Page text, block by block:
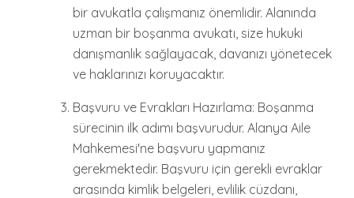
bir avukatla çalışmanız önemlidir. Alanında
uzman bir boşanma avukatı, size hukuki
danışmanlık sağlayacak, davanızı yönetecek
ve haklarınızı koruyacaktır.
Başvuru ve Evrakları Hazırlama: Boşanma
sürecinin ilk adımı başvurudur. Alanya Aile
Mahkemesi'ne başvuru yapmanız
gerekmektedir. Başvuru için gerekli evraklar
arasında kimlik belgeleri, evlilik cüzdanı,